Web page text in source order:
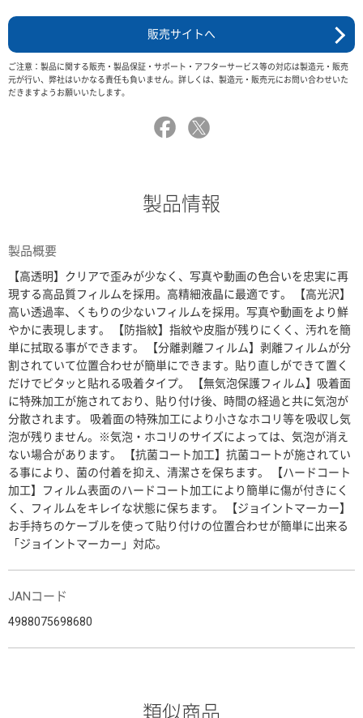
販売サイトへ
ご注意：製品に関する販売・製品保証・サポート・アフターサービス等の対応は製造元・販売
元が行い、弊社はいかなる責任も負いません。詳しくは、製造元・販売元にお問い合わせいた
だきますようお願いいたします。
製品情報
製品概要
【高透明】クリアで歪みが少なく、写真や動画の色合いを忠実に再
現する高品質フィルムを採用。高精細液晶に最適です。 【高光沢】
高い透過率、くもりの少ないフィルムを採用。写真や動画をより鮮
やかに表現します。 【防指紋】指紋や皮脂が残りにくく、汚れを簡
単に拭取る事ができます。 【分離剥離フィルム】剥離フィルムが分
割されていて位置合わせが簡単にできます。貼り直しができて置く
だけでピタッと貼れる吸着タイプ。 【無気泡保護フィルム】吸着面
に特殊加工が施されており、貼り付け後、時間の経過と共に気泡が
分散されます。 吸着面の特殊加工により小さなホコリ等を吸収し気
泡が残りません。※気泡・ホコリのサイズによっては、気泡が消え
ない場合があります。 【抗菌コート加工】抗菌コートが施されてい
る事により、菌の付着を抑え、清潔さを保ちます。 【ハードコート
加工】フィルム表面のハードコート加工により簡単に傷が付きにく
く、フィルムをキレイな状態に保ちます。 【ジョイントマーカー】
お手持ちのケーブルを使って貼り付けの位置合わせが簡単に出来る
「ジョイントマーカー」対応。
JANコード
4988075698680
類似商品